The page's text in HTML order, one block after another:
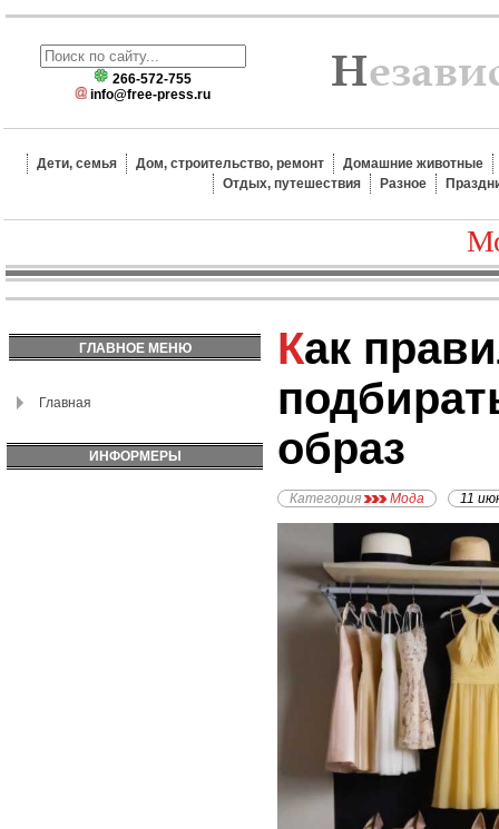
266-572-755
info@free-press.ru
Дети, семья Дом, строительство, ремонт
Домашние животные
Отдых, путешествия
Разное
ГЛАВНОЕ МЕНЮ
Главная
ИНФОРМЕРЫ
Как правильно
образ
Категория Мода 11